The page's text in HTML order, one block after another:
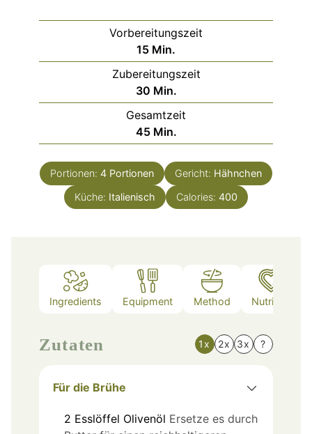
Vorbereitungszeit
15Minuten
Min.
Zubereitungszeit
30Minuten
Min.
Gesamtzeit
45Minuten
Min.
Portionen: 4 Portionen Gericht: Hähnchen
Küche: Italienisch Calories: 400
Ingredients Equipment Method Nutrition
Zutaten 1x 2x 3x ?
Für die Brühe
2 Esslöffel Olivenöl Ersetze es durch